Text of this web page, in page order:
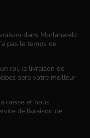
dans Morlanwelz
pas le temps de
roi, la livraison de
sera votre meilleur
caisse et nous
de livraison de